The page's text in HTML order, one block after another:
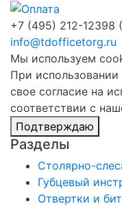
+7 (495) 212-12398
info@tdofficetorg.ru
Мы используем
При
свое согласие на
соответствии с
Подтверждаю
Разделы
Столярно-
Губцевый
Отвертки и